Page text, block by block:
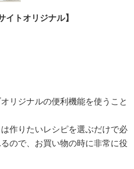
イトオリジナル】
リジナルの便利機能を使うこと
は作りたいレシピを選ぶだけで必
ので、お買い物の時に非常に役